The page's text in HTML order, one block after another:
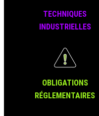
TECHNIQUES
INDUSTRIELLES
OBLIGATIONS
RÉGLEMENTAIRES